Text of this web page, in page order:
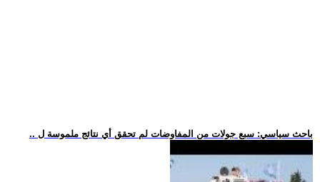
.. باحث سياسي: سبع جولات من المفاوضات لم تحقق أي نتائج ملموسة ل